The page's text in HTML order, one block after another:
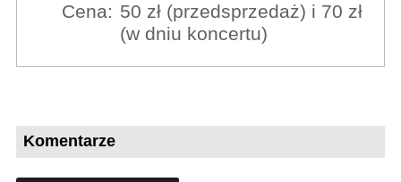
Cena: 50 zł (przedsprzedaż) i 70 zł
(w dniu koncertu)
Komentarze